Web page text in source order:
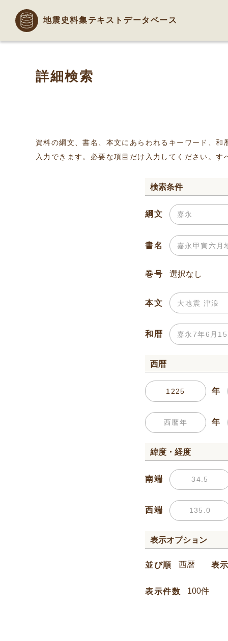
地震史料集テキストデータベース
詳細検索
資料の綱文、書名、本文にあらわれるキーワード、
入力できます。必要な項目だけ入力してください。
検索条件
綱文
書名
巻号
本文
和暦
西暦
年
年
緯度・経度
南端
西端
表示オプション
並び順 表
表示件数